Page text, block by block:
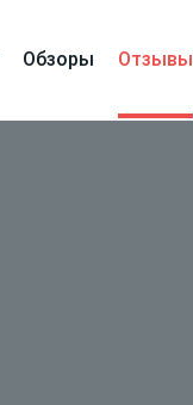
Обзоры Отзывы